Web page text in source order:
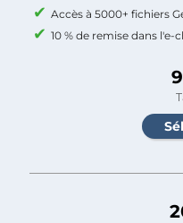
Accès à 5000+ fichiers
10 % de remise dans l'e-